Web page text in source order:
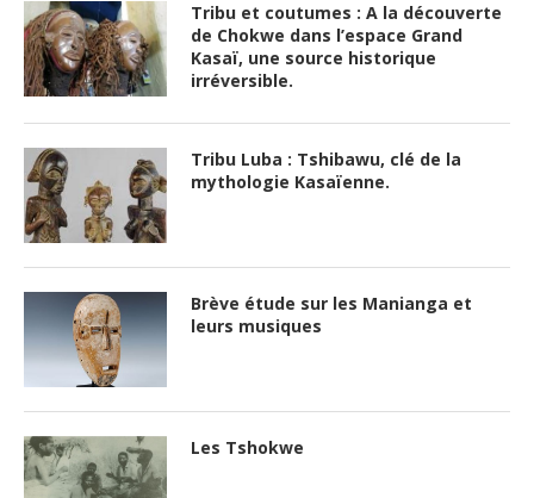
Tribu et coutumes : A la découverte
de Chokwe dans l’espace Grand
Kasaï, une source historique
irréversible.
Tribu Luba : Tshibawu, clé de la
mythologie Kasaïenne.
Brève étude sur les Manianga et
leurs musiques
Les Tshokwe